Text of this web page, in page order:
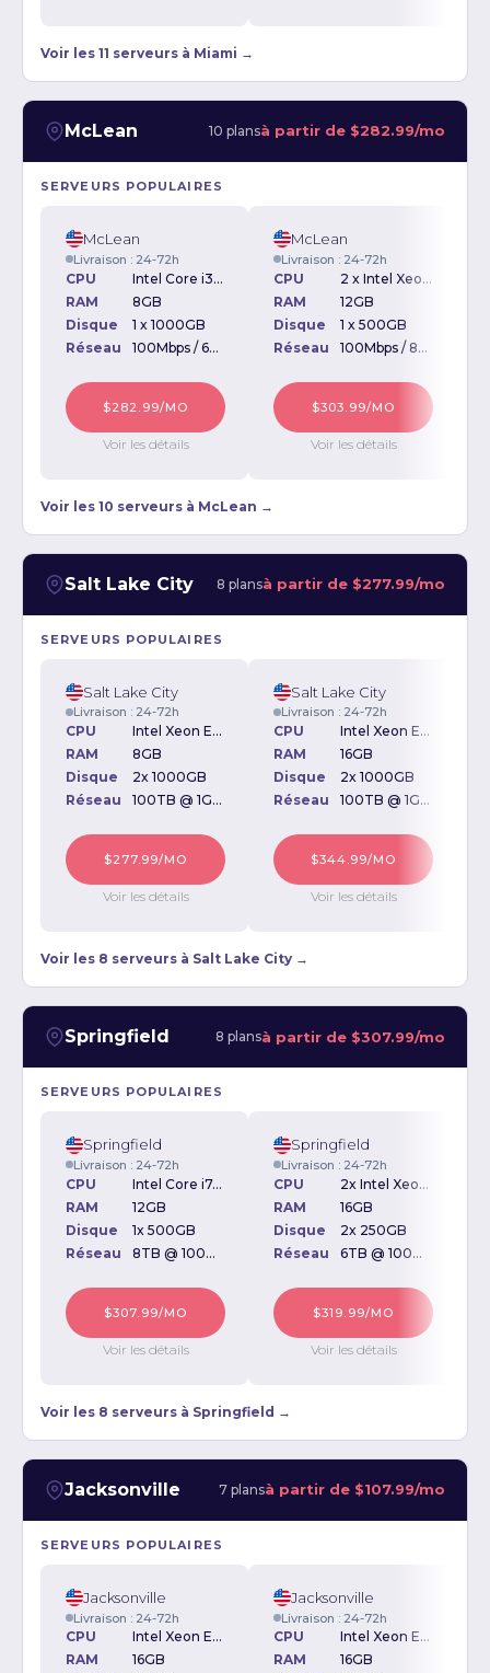
Voir les 11 serveurs à Miami →
McLean 10 plansà partir de $282.99/mo
SERVEURS POPULAIRES
McLean
Livraison : 24-72h
CPU
Intel Core i3-2100 3.10GHz
RAM
8GB
Disque
1 x 1000GB
Réseau
100Mbps / 6Tb
$282.99/MO
Voir les détails
McLean
Livraison : 24-72h
CPU
2 x Intel Xeon E5335 2.00GHz
RAM
12GB
Disque
1 x 500GB
Réseau
100Mbps / 8Tb
$303.99/MO
Voir les détails
Voir les 10 serveurs à McLean →
Salt Lake City 8 plansà partir de $277.99/mo
SERVEURS POPULAIRES
Salt Lake City
Livraison : 24-72h
CPU
Intel Xeon E3-1230 V2 3.30GHz
RAM
8GB
Disque
2x 1000GB
Réseau
100TB @ 1Gbps
$277.99/MO
Voir les détails
Salt Lake City
Livraison : 24-72h
CPU
Intel Xeon E3-1270 V2 3.50GHz
RAM
16GB
Disque
2x 1000GB
Réseau
100TB @ 1Gbps
$344.99/MO
Voir les détails
Voir les 8 serveurs à Salt Lake City →
Springfield 8 plansà partir de $307.99/mo
SERVEURS POPULAIRES
Springfield
Livraison : 24-72h
CPU
Intel Core i7-870 2.93GHz
RAM
12GB
Disque
1x 500GB
Réseau
8TB @ 100Mbps
$307.99/MO
Voir les détails
Springfield
Livraison : 24-72h
CPU
2x Intel Xeon 5160 3.00GHz
RAM
16GB
Disque
2x 250GB
Réseau
6TB @ 100Mbps
$319.99/MO
Voir les détails
Voir les 8 serveurs à Springfield →
Jacksonville 7 plansà partir de $107.99/mo
SERVEURS POPULAIRES
Jacksonville
Livraison : 24-72h
CPU
Intel Xeon E3-1231v3 3.40GHz
RAM
16GB
Jacksonville
Livraison : 24-72h
CPU
Intel Xeon E3-1270 3.4GHz
RAM
16GB